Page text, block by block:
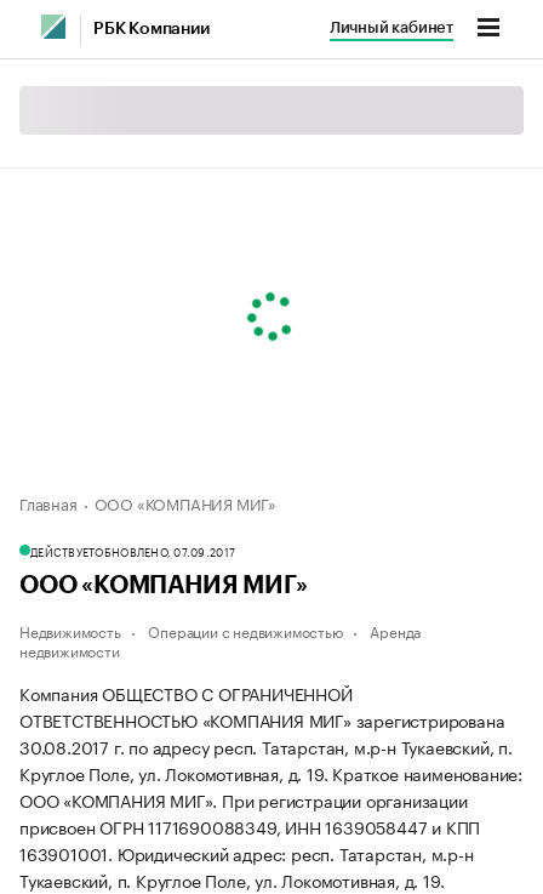
РБК Компании Личный кабинет
Главная ООО «КОМПАНИЯ МИГ»
ДЕЙСТВУЕТОБНОВЛЕНО, 07.09.2017
ООО «КОМПАНИЯ МИГ»
Недвижимость Операции с недвижимостью
Аренда
недвижимости
Компания ОБЩЕСТВО С ОГРАНИЧЕННОЙ
ОТВЕТСТВЕННОСТЬЮ «КОМПАНИЯ МИГ» зарегистрирована
30.08.2017 г. по адресу респ. Татарстан, м.р-н Тукаевский, п.
Круглое Поле, ул. Локомотивная, д. 19. Краткое наименование:
ООО «КОМПАНИЯ МИГ». При регистрации организации
присвоен ОГРН 1171690088349, ИНН 1639058447 и КПП
163901001. Юридический адрес: респ. Татарстан, м.р-н
Тукаевский, п. Круглое Поле, ул. Локомотивная, д. 19.